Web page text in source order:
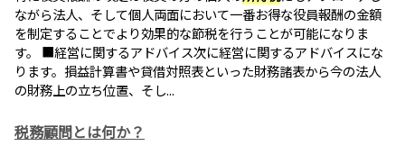
ながら法人、そして個人両面において一番お得な役員報酬の金額
を制定することでより効果的な節税を行うことが可能になりま
す。 ■経営に関するアドバイス次に経営に関するアドバイスにな
ります。損益計算書や貸借対照表といった財務諸表から今の法人
の財務上の立ち位置、そし...
税務顧問とは何か？